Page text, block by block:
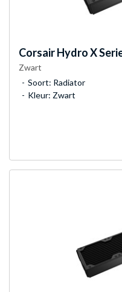
CorsairHydro X
Zwart
Soort: Radiator
Kleur: Zwart